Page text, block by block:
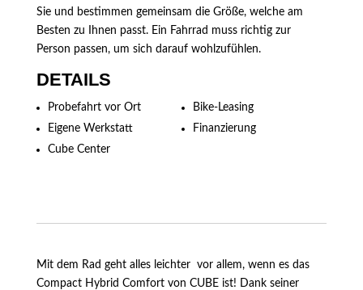
Sie und bestimmen gemeinsam die Größe, welche am
Besten zu Ihnen passt. Ein Fahrrad muss richtig zur
Person passen, um sich darauf wohlzufühlen.
DETAILS
Probefahrt vor Ort
Eigene Werkstatt
Cube Center
Bike-Leasing
Finanzierung
Mit dem Rad geht alles leichter  vor allem, wenn es das
Compact Hybrid Comfort von CUBE ist! Dank seiner